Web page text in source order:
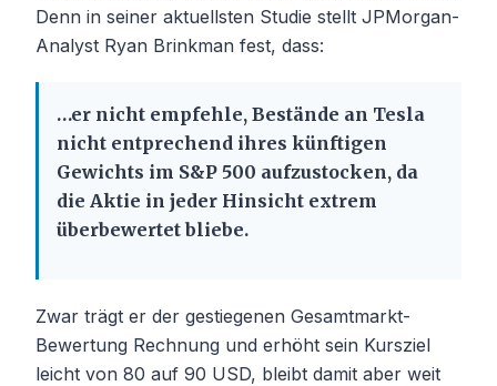
Denn in seiner aktuellsten Studie stellt JPMorgan-
Analyst Ryan Brinkman fest, dass:
…er nicht empfehle, Bestände an Tesla
nicht entprechend ihres künftigen
Gewichts im S&P 500 aufzustocken, da
die Aktie in jeder Hinsicht extrem
überbewertet bliebe.
Zwar trägt er der gestiegenen Gesamtmarkt-
Bewertung Rechnung und erhöht sein Kursziel
leicht von 80 auf 90 USD, bleibt damit aber weit